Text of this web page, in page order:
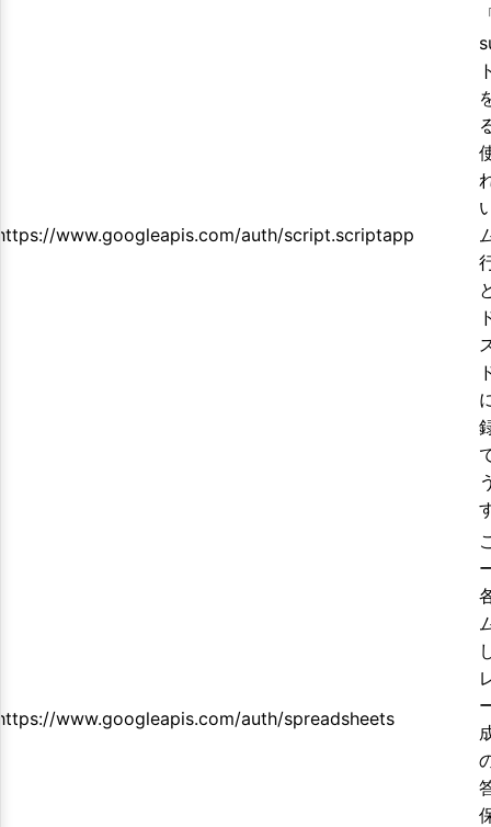
www.googleapis.com/auth/script.scriptapp
www.googleapis.com/auth/spreadsheets